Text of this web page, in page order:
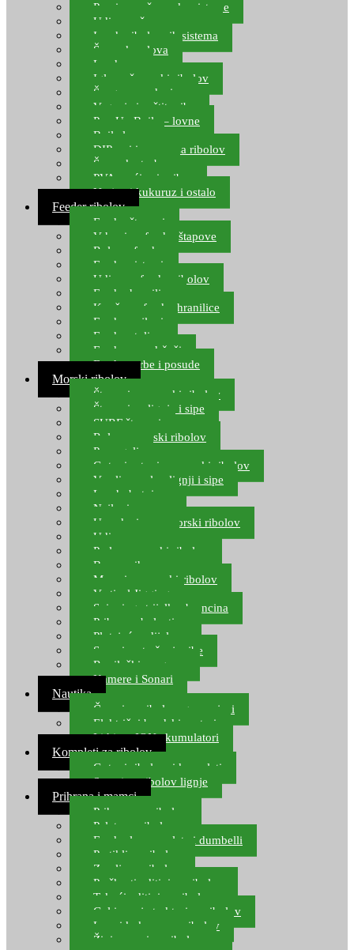
Pernice za šaranske sisteme
Udice za šarana, amura
Izrada ribolovnih sistema
Šaranska olova
Leadcore
Igle za šaranski ribolov
Špage, upredenice
Vaganje i zaštita ribe
Pop Up Boile – lovne
Boile lovne
DIP-ovi i arome za ribolov
Šaranske torbe
PVA vrećice i pribor
Umjetni kukuruz i ostalo
Feeder ribolov
Feeder štapovi
Vrhovi za feeder štapove
Role za feeder
Feeder sistemi
Udice za feeder ribolov
Feeder hranilice
Kopče za feeder hranilice
Feeder najloni
Feeder stolice
Feeder arm držači
Feeder torbe i posude
Morski ribolov
Štapovi za morski ribolov
Štapovi za lignje i sipe
SURF štapovi
Role za morski ribolov
Parangali
Gotovi setovi za morski ribolov
Varalice za lov lignji i sipe
Lov hobotnice
Najloni za more
Upredenice za morski ribolov
Udice za more
Perle za morski ribolov
Brum prihrana za more
Mamci za morski ribolov
Vertical Jigging
Spinning strijelke, brancina
Pribor za bolentino
Plutajuća odijela
Sonari za traženje ribe
Ronilački program
Kamere i Sonari
Nautika
Čamci za ribolov, gumenjaci
Električni brodski motori
Lithium ION akumulatori
Kompleti za ribolov
Gotovi ribolovni kompleti
Setovi za ribolov lignje
Prihrana i mamci
Prihrana za ribolov
Pelete za ribolov
Feeder lovne pelete i dumbelli
Partikli za ribolov
Zemlja za ribolov
Praškasti aditivi za ribolov
Tekući aditivi za ribolov
Gel i sprej atraktori za ribolov
Lovni kukuruz za ribolov
Živi mamci za ribolov